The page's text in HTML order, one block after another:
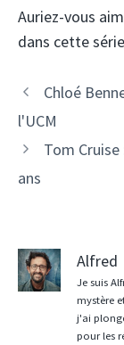
Auriez-vous
dans cette
Chloé
l'UCM
Tom Cruise
ans
Alfred
Je suis
mystère
j'ai
pour les